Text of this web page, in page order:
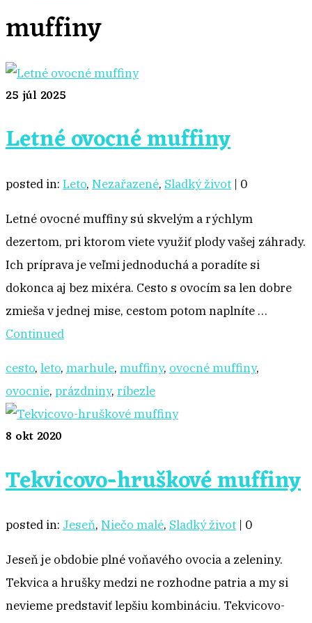
muffiny
25 júl 2025
Letné ovocné muffiny
posted in: Leto, Nezařazené, Sladký život | 0
Letné ovocné muffiny sú skvelým a rýchlym
dezertom, pri ktorom viete využiť plody vašej záhrady.
Ich príprava je veľmi jednoduchá a poradíte si
dokonca aj bez mixéra. Cesto s ovocím sa len dobre
zmieša v jednej mise, cestom potom naplníte …
Continued
cesto, leto, marhule, muffiny, ovocné muffiny,
ovocnie, prázdniny, ríbezle
8 okt 2020
Tekvicovo-hruškové muffiny
posted in: Jeseň, Niečo malé, Sladký život | 0
Jeseň je obdobie plné voňavého ovocia a zeleniny.
Tekvica a hrušky medzi ne rozhodne patria a my si
nevieme predstaviť lepšiu kombináciu. Tekvicovo-